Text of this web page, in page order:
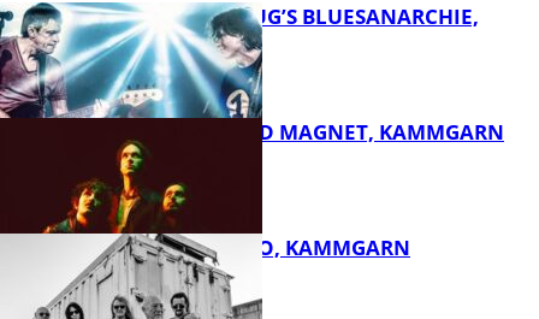
THOMAS BLUG’S BLUESANARCHIE,
KAMMGARN
FB Kultur
DIRTY SOUND MAGNET, KAMMGARN
ROSE TATTOO, KAMMGARN